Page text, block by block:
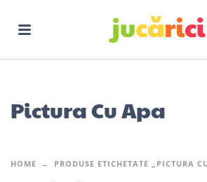
Pictura Cu Apa
HOME PRODUSE ETICHETATE „PICTURA